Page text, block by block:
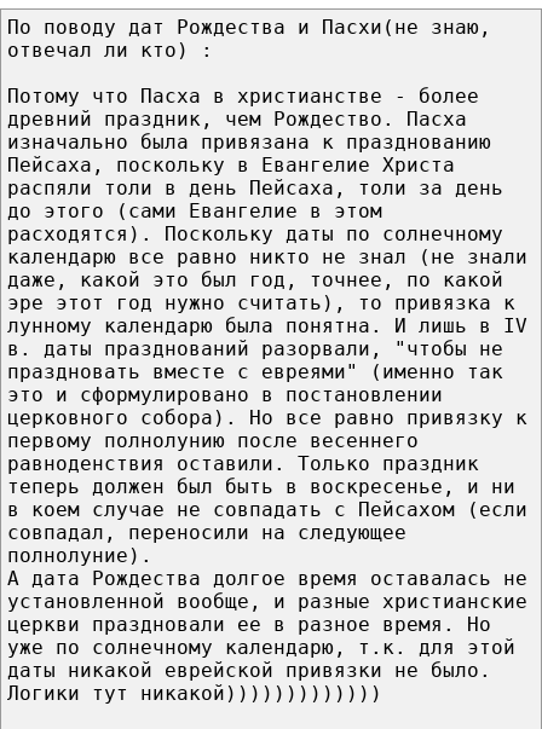
По поводу дат Рождества и Пасхи(не знаю,
отвечал ли кто) :
Потому что Пасха в христианстве - более
древний праздник, чем Рождество. Пасха
изначально была привязана к празднованию
Пейсаха, поскольку в Евангелие Христа
распяли толи в день Пейсаха, толи за день
до этого (сами Евангелие в этом
расходятся). Поскольку даты по солнечному
календарю все равно никто не знал (не знали
даже, какой это был год, точнее, по какой
эре этот год нужно считать), то привязка к
лунному календарю была понятна. И лишь в IV
в. даты празднований разорвали, "чтобы не
праздновать вместе с евреями" (именно так
это и сформулировано в постановлении
церковного собора). Но все равно привязку к
первому полнолунию после весеннего
равноденствия оставили. Только праздник
теперь должен был быть в воскресенье, и ни
в коем случае не совпадать с Пейсахом (если
совпадал, переносили на следующее
полнолуние).
А дата Рождества долгое время оставалась не
установленной вообще, и разные христианские
церкви праздновали ее в разное время. Но
уже по солнечному календарю, т.к. для этой
даты никакой еврейской привязки не было.
Логики тут никакой)))))))))))))